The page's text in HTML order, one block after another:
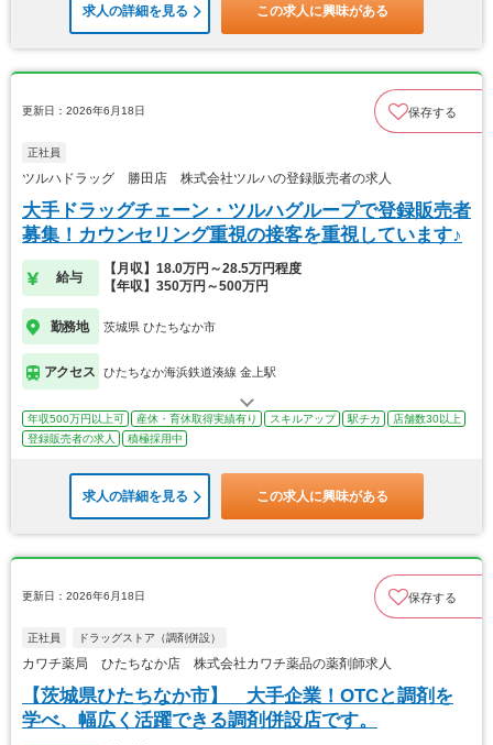
求人の詳細を見る この求人に興味がある
更新日：2026年6月18日 保存する
正社員
ツルハドラッグ 勝田店 株式会社ツルハの登録販売者の求人
大手ドラッグチェーン・ツルハグループで登録販売者
募集！カウンセリング重視の接客を重視しています♪
給与
【月収】18.0万円～28.5万円程度
【年収】350万円～500万円
勤務地 茨城県 ひたちなか市
アクセス ひたちなか海浜鉄道湊線 金上駅
年収500万円以上可 産休・育休取得実績有り スキルアップ 駅チカ
店舗数30以上
登録販売者の求人
積極採用中
求人の詳細を見る この求人に興味がある
更新日：2026年6月18日 保存する
正社員 ドラッグストア（調剤併設）
カワチ薬局 ひたちなか店 株式会社カワチ薬品の薬剤師求人
【茨城県ひたちなか市】 大手企業！OTCと調剤を
学べ、幅広く活躍できる調剤併設店です。